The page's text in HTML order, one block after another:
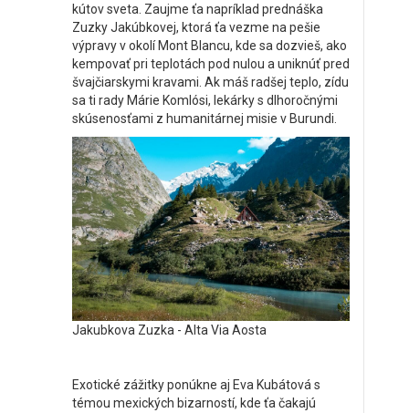
kútov sveta. Zaujme ťa napríklad prednáška
Zuzky Jakúbkovej, ktorá ťa vezme na pešie
výpravy v okolí Mont Blancu, kde sa dozvieš, ako
kempovať pri teplotách pod nulou a uniknúť pred
švajčiarskymi kravami. Ak máš radšej teplo, zídu
sa ti rady Márie Komlósi, lekárky s dlhoročnými
skúsenosťami z humanitárnej misie v Burundi.
Jakubkova Zuzka - Alta Via Aosta
Exotické zážitky ponúkne aj Eva Kubátová s
témou mexických bizarností, kde ťa čakajú